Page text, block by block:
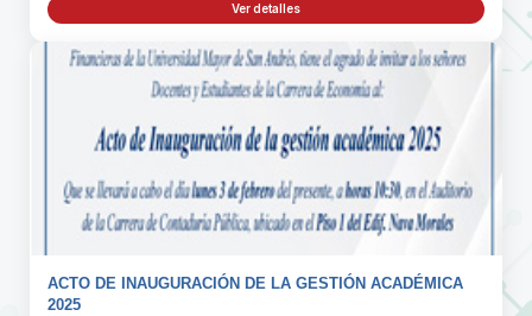
Ver detalles
ACTO DE INAUGURACIÓN DE LA GESTIÓN ACADÉMICA
2025